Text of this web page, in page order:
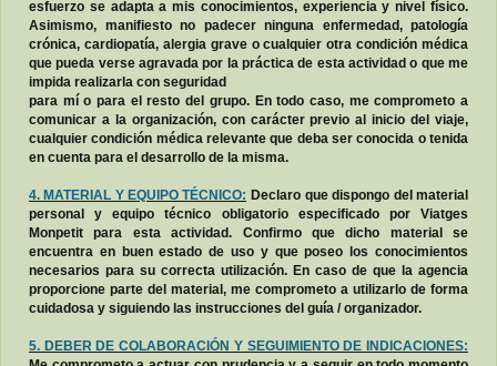
esfuerzo se adapta a mis conocimientos, experiencia y nivel físico.
Asimismo, manifiesto no padecer ninguna enfermedad, patología
crónica, cardiopatía, alergia grave o cualquier otra condición médica
que pueda verse agravada por la práctica de esta actividad o que me
impida realizarla con seguridad
para mí o para el resto del grupo. En todo caso, me comprometo a
comunicar a la organización, con carácter previo al inicio del viaje,
cualquier condición médica relevante que deba ser conocida o tenida
en cuenta para el desarrollo de la misma.
4. MATERIAL Y EQUIPO TÉCNICO: Declaro que dispongo del material
personal y equipo técnico obligatorio especificado por Viatges
Monpetit para esta actividad. Confirmo que dicho material se
encuentra en buen estado de uso y que poseo los conocimientos
necesarios para su correcta utilización. En caso de que la agencia
proporcione parte del material, me comprometo a utilizarlo de forma
cuidadosa y siguiendo las instrucciones del guía / organizador.
5. DEBER DE COLABORACIÓN Y SEGUIMIENTO DE INDICACIONES: